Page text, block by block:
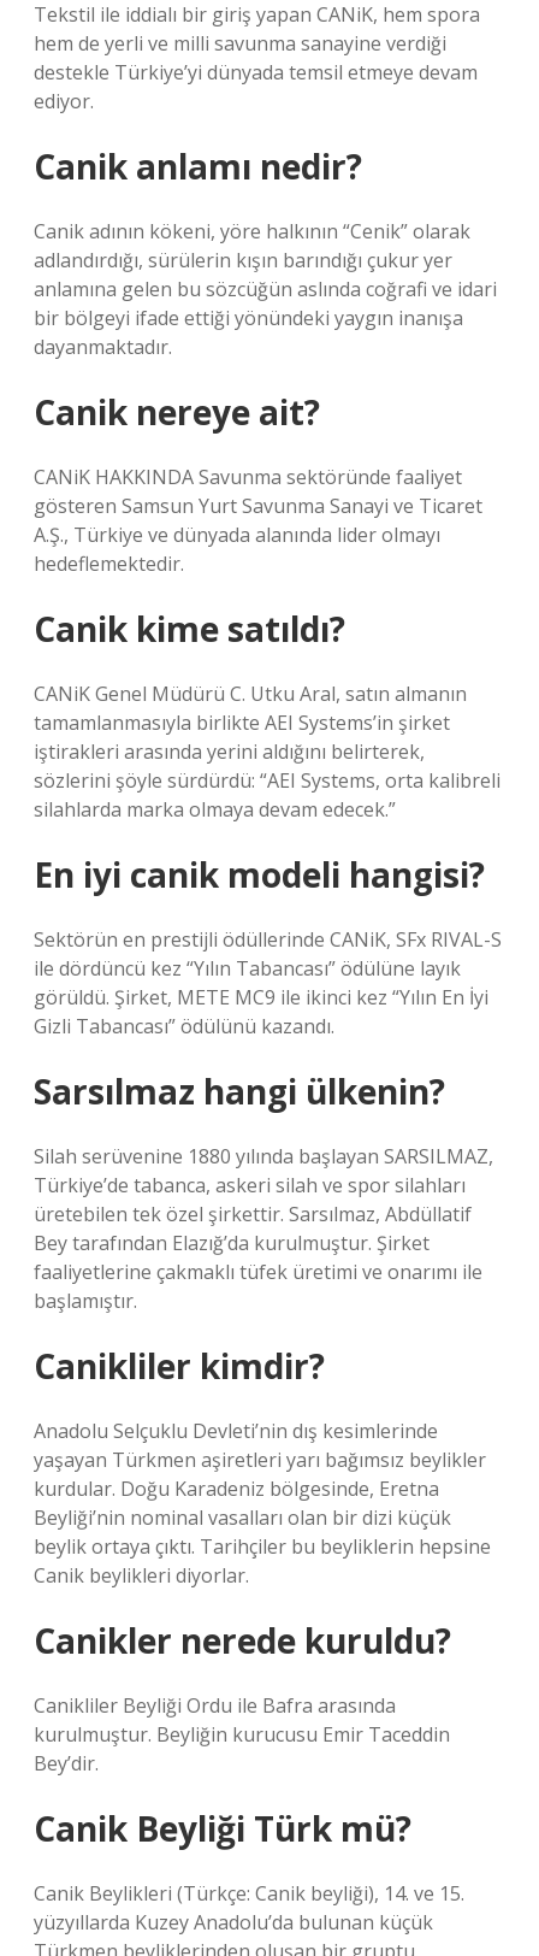
Tekstil ile iddialı bir giriş yapan CANiK, hem spora
hem de yerli ve milli savunma sanayine verdiği
destekle Türkiye’yi dünyada temsil etmeye devam
ediyor.
Canik anlamı nedir?
Canik adının kökeni, yöre halkının “Cenik” olarak
adlandırdığı, sürülerin kışın barındığı çukur yer
anlamına gelen bu sözcüğün aslında coğrafi ve idari
bir bölgeyi ifade ettiği yönündeki yaygın inanışa
dayanmaktadır.
Canik nereye ait?
CANiK HAKKINDA Savunma sektöründe faaliyet
gösteren Samsun Yurt Savunma Sanayi ve Ticaret
A.Ş., Türkiye ve dünyada alanında lider olmayı
hedeflemektedir.
Canik kime satıldı?
CANiK Genel Müdürü C. Utku Aral, satın almanın
tamamlanmasıyla birlikte AEI Systems’in şirket
iştirakleri arasında yerini aldığını belirterek,
sözlerini şöyle sürdürdü: “AEI Systems, orta kalibreli
silahlarda marka olmaya devam edecek.”
En iyi canik modeli hangisi?
Sektörün en prestijli ödüllerinde CANiK, SFx RIVAL-S
ile dördüncü kez “Yılın Tabancası” ödülüne layık
görüldü. Şirket, METE MC9 ile ikinci kez “Yılın En İyi
Gizli Tabancası” ödülünü kazandı.
Sarsılmaz hangi ülkenin?
Silah serüvenine 1880 yılında başlayan SARSILMAZ,
Türkiye’de tabanca, askeri silah ve spor silahları
üretebilen tek özel şirkettir. Sarsılmaz, Abdüllatif
Bey tarafından Elazığ’da kurulmuştur. Şirket
faaliyetlerine çakmaklı tüfek üretimi ve onarımı ile
başlamıştır.
Canikliler kimdir?
Anadolu Selçuklu Devleti’nin dış kesimlerinde
yaşayan Türkmen aşiretleri yarı bağımsız beylikler
kurdular. Doğu Karadeniz bölgesinde, Eretna
Beyliği’nin nominal vasalları olan bir dizi küçük
beylik ortaya çıktı. Tarihçiler bu beyliklerin hepsine
Canik beylikleri diyorlar.
Canikler nerede kuruldu?
Canikliler Beyliği Ordu ile Bafra arasında
kurulmuştur. Beyliğin kurucusu Emir Taceddin
Bey’dir.
Canik Beyliği Türk mü?
Canik Beylikleri (Türkçe: Canik beyliği), 14. ve 15.
yüzyıllarda Kuzey Anadolu’da bulunan küçük